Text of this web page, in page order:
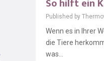
So hilft ein
Published by
Wenn es in Ihrer
die Tiere
was...